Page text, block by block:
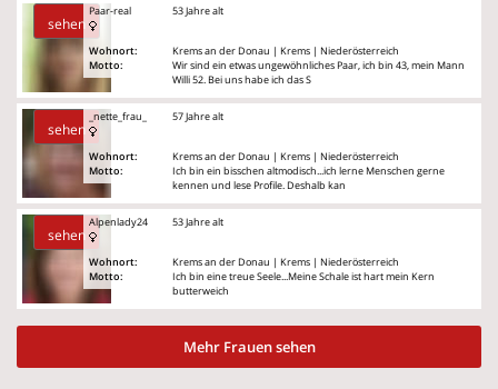
sehen
Paar-real
Wohnort:
Motto:
53 Jahre alt
Krems an der Donau | Krems | Niederösterreich
Wir sind ein etwas ungewöhnliches Paar, ich bin 43, mein Mann
Willi 52. Bei uns habe ich das S
sehen
_nette_frau_
Wohnort:
Motto:
57 Jahre alt
Krems an der Donau | Krems | Niederösterreich
Ich bin ein bisschen altmodisch...ich lerne Menschen gerne
kennen und lese Profile. Deshalb kan
sehen
Alpenlady24
Wohnort:
Motto:
53 Jahre alt
Krems an der Donau | Krems | Niederösterreich
Ich bin eine treue Seele...Meine Schale ist hart mein Kern
butterweich
Mehr Frauen sehen